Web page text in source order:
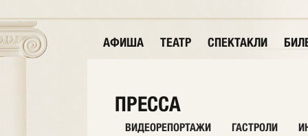
АФИША ТЕАТР СПЕКТАКЛИ
ПРЕССА
ВИДЕОРЕПОРТАЖИ ГАСТРОЛИ